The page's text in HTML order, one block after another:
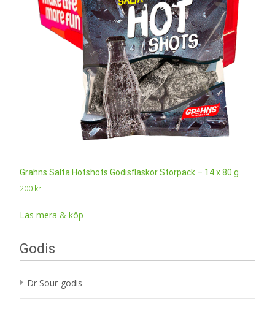
Grahns Salta Hotshots Godisflaskor Storpack – 14 x 80 g
200 kr
Läs mera & köp
Godis
Dr Sour-godis